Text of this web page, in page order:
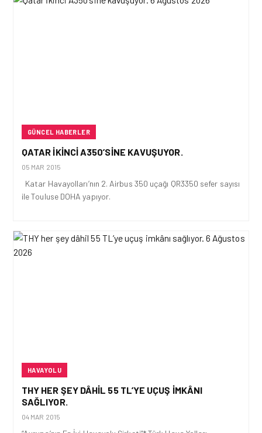
GÜNCEL HABERLER
QATAR İKINCI A350’SINE KAVUŞUYOR.
05 MAR 2015
Katar Havayolları’nın 2. Airbus 350 uçağı QR3350 sefer sayısı
ile Touluse DOHA yapıyor.
HAVAYOLU
THY HER ŞEY DÂHIL 55 TL’YE UÇUŞ IMKÂNI
SAĞLIYOR.
04 MAR 2015